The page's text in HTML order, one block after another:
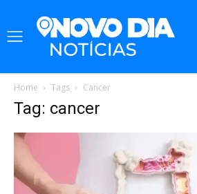
Home Tags Cancer
Tag: cancer